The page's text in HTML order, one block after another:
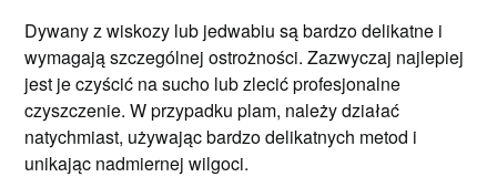
Dywany z wiskozy lub jedwabiu są bardzo delikatne i
wymagają szczególnej ostrożności. Zazwyczaj najlepiej
jest je czyścić na sucho lub zlecić profesjonalne
czyszczenie. W przypadku plam, należy działać
natychmiast, używając bardzo delikatnych metod i
unikając nadmiernej wilgoci.